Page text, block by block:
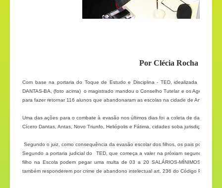
Por Clécia Rocha
Com base na portaria do Toque de Estudo e Disciplina - TED, idealizada pelo juiz
DANTAS-BA, (foto acima) o magistrado mandou o Conselho Tutelar e os Agentes
para fazer retornar 116 alunos que abandonaram as escolas na cidade de Antas -
Uma das ações para o combate à evasão nos últimos dias foi a coleta de dados
Cícero Dantas, Antas, Novo Triunfo, Heliópolis e Fátima, cidades soba jurisdição do
Segundo o juiz, como consequência da evasão escolar dos filhos, os pais poderão
Segundo a portaria judicial do
TED, que começa a valer na próxiam segunda-feira,
filho na Escola podem pegar uma multa de 03 a 20 SALÁRIOS-MÍNIMOS,
também responderem por crime de abandono intelectual art. 236 do Código Penal.